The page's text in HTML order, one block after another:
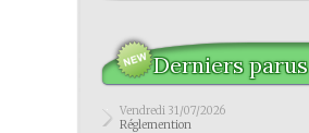
Derniers parus
Vendredi 31/07/2026
Réglemention